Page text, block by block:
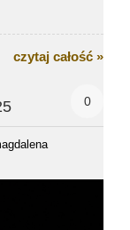
czytaj całość »
0